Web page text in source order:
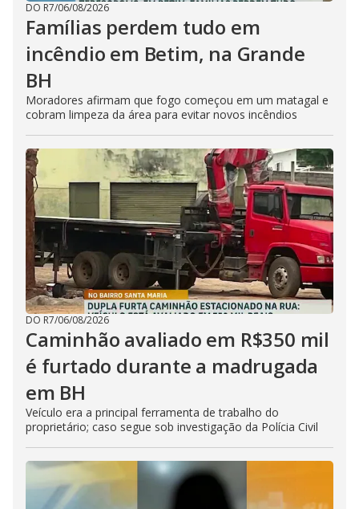
DO R7/06/08/2026
Famílias perdem tudo em
incêndio em Betim, na Grande
BH
Moradores afirmam que fogo começou em um matagal e
cobram limpeza da área para evitar novos incêndios
DO R7/06/08/2026
Caminhão avaliado em R$350 mil
é furtado durante a madrugada
em BH
Veículo era a principal ferramenta de trabalho do
proprietário; caso segue sob investigação da Polícia Civil